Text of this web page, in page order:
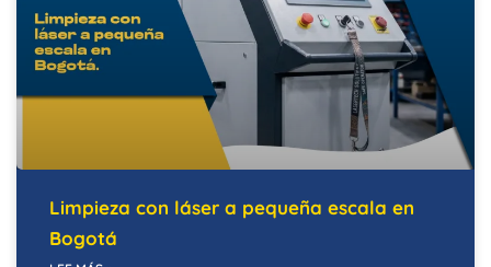
Limpieza con láser a pequeña escala en
Bogotá